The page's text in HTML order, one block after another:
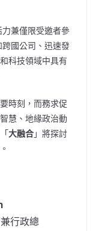
兼僅限受邀者參
國公司、迅速發
科技領域中具有
時刻，而務求促
慧、地緣政治動
大融合」將探討
行政總